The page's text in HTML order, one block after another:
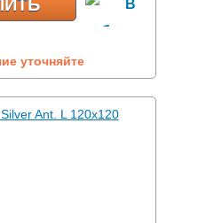
уточняйте